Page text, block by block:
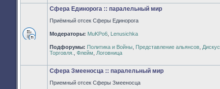
непрочитанных
сообщений
Сфера Единорога :: паралельный мир
Приёмный отсек Сферы Единорога
Модераторы: MuKPo6 Lenusichka
Подфорумы: Политика и Войны Представление альянсов
Торговля.
Флейм Логовница
Сфера Змееносца :: паралельный мир
Приемный отсек Сферы Змееносца